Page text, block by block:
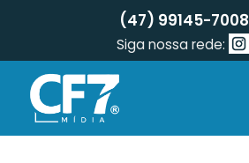
(47) 99145-7008
Siga nossa rede: